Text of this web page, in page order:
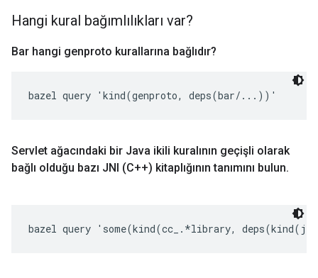
Hangi kural bağımlılıkları var?
Bar hangi genproto kurallarına bağlıdır?
bazel query 'kind(genproto, deps(bar/...))'
Servlet ağacındaki bir Java ikili kuralının geçişli olarak
bağlı olduğu bazı JNI (C++) kitaplığının tanımını bulun.
bazel query 'some(kind(cc_.*library,